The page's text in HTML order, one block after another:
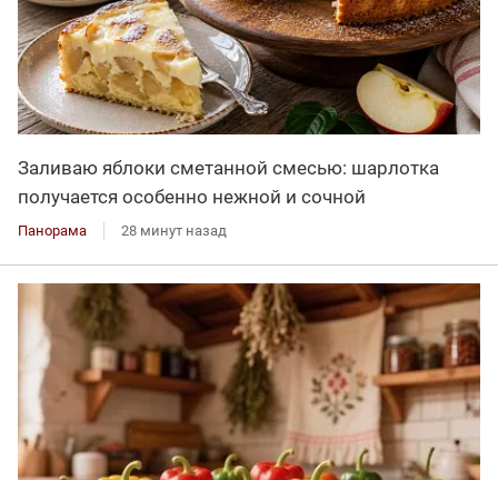
Заливаю яблоки сметанной смесью: шарлотка
получается особенно нежной и сочной
Панорама 28 минут назад